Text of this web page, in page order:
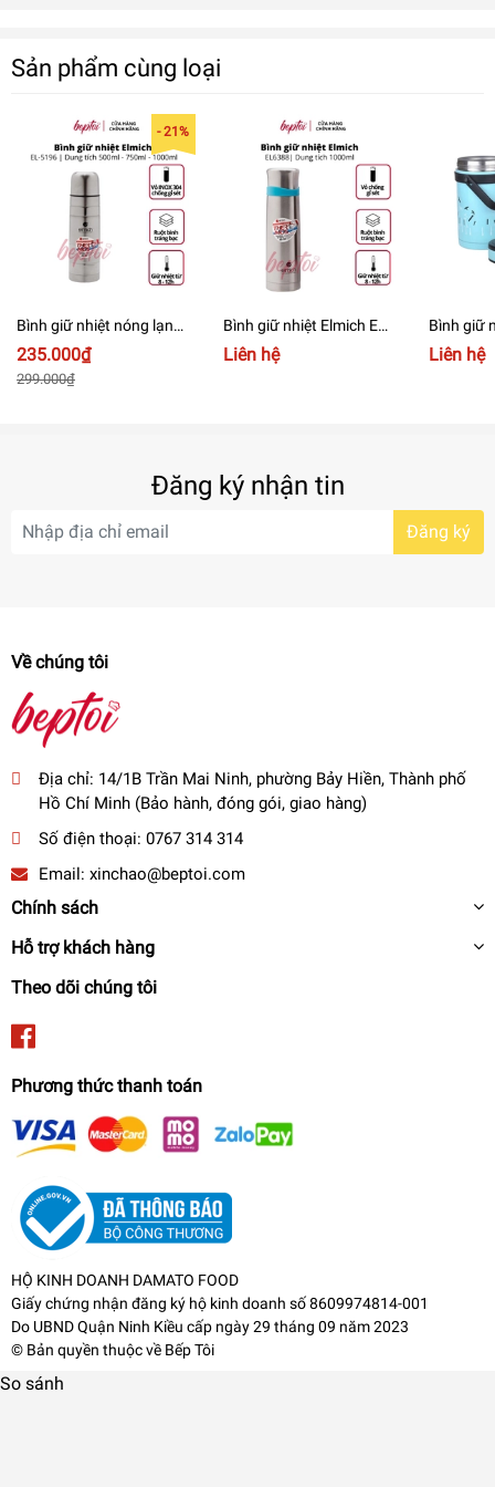
Với dung tích lên đến 2500ml, bình Elmich EL3688 đủ lớn để
đáp ứng nhu cầu sử dụng hàng ngày của cả gia đình hoặc
Bình giữ nhiệt Elmich EL3688 là lựa chọn hoàn hảo cho các
bạn muốn thưởng thức một tách cà phê nóng hoặc đá lạnh
thơm ngon giữa ngày đông lạnh.
Sản phẩm cùng loại
- 21%
Bình giữ nhiệt nóng lạnh
Elmich Inox 304 cao cấp
500 - 750 - 1000ml - Chất
lượng Châu Âu
235.000₫
299.000₫
Bình giữ nhiệt Elmich EL
Inox 500ML - 750ML -
1000ML
Liên hệ
Bình giữ
ăn
Liên hệ
Đăng ký nhận tin
Đăng ký
Về chúng tôi
Địa chỉ: 14/1B Trần Mai Ninh, phường Bảy Hiền, Thành phố
Hồ Chí Minh (Bảo hành, đóng gói, giao hàng)
Số điện thoại: 0767 314 314
Email: xinchao@beptoi.com
Chính sách
Hỗ trợ khách hàng
Theo dõi chúng tôi
Phương thức thanh toán
HỘ KINH DOANH DAMATO FOOD
Giấy chứng nhận đăng ký hộ kinh doanh số 8609974814-001
Do UBND Quận Ninh Kiều cấp ngày 29 tháng 09 năm 2023
© Bản quyền thuộc về Bếp Tôi
So sánh